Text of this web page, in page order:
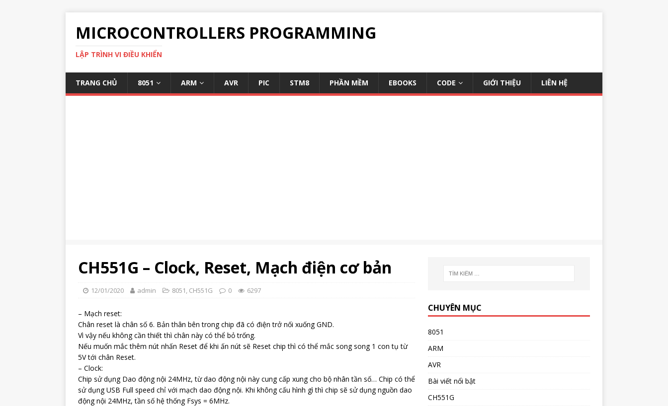
MICROCONTROLLERS PROGRAMMING
LẬP TRÌNH VI ĐIỀU KHIỂN
TRANG CHỦ 8051 ARM AVR PIC STM8 PHẦN MỀM EBOOKS CODE GIỚI THIỆU LIÊN HỆ
CH551G – Clock, Reset, Mạch điện cơ bản
12/01/2020 admin 8051, CH551G 0 6297
– Mạch reset:
Chân reset là chân số 6. Bản thân bên trong chip đã có điện trở nối xuống GND.
Vì vậy nếu không cần thiết thì chân này có thể bỏ trống.
Nếu muốn mắc thêm nút nhấn Reset để khi ấn nút sẽ Reset chip thì có thể mắc song song 1 con tụ từ
5V tới chân Reset.
– Clock:
Chip sử dụng Dao động nội 24MHz, từ dao động nội này cung cấp xung cho bộ nhân tần số… Chip có thể
sử dụng USB Full speed chỉ với mạch dao động nội. Khi không cấu hình gì thì chip sẽ sử dụng nguồn dao
động nội 24MHz, tần số hệ thống Fsys = 6MHz.
CHUYÊN MỤC
8051
ARM
AVR
Bài viết nổi bật
CH551G